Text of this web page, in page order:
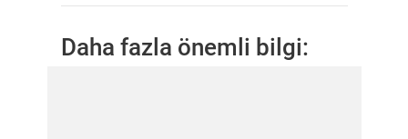
Daha fazla önemli bilgi: